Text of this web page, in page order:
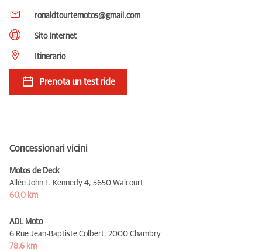
ronaldtourtemotos@gmail.com
Sito Internet
Itinerario
Prenota un test ride
Concessionari vicini
Motos de Deck
Allée John F. Kennedy 4, 5650 Walcourt
60,0 km
ADL Moto
6 Rue Jean-Baptiste Colbert, 2000 Chambry
78,6 km